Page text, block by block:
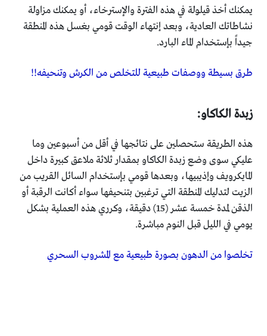
يمكنك أخذ قيلولة في هذه الفترة والإسترخاء، أو يمكنك مزاولة
نشاطاتك العادية، وبعد إنتهاء الوقت قومي بغسل هذه المنطقة
جيداً بإستخدام الماء البارد.
طرق بسيطة ووصفات طبيعية للتخلص من الكرش وتنحيفه!!
زبدة الكاكاو:
هذه الطريقة ستحصلين على نتائجها في أقل من أسبوعين وما
عليكي سوى وضع زبدة الكاكاو بمقدار ثلاثة ملاعق كبيرة داخل
المايكرويف وإذيبيها، وبعدها قومي بإستخدام السائل القريب من
الزيت لتدليك المنطقة التي ترغبين بتنحيفها سواء أكانت الرقبة أو
الذقن لمدة خمسة عشر (15) دقيقة، وكرري هذه العملية بشكل
يومي في الليل قبل النوم مباشرة.
تخلصوا من الدهون بصورة طبيعية مع المشروب السحري